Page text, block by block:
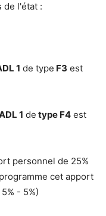
de l'état :
1 de type F3 est
1 de type F4 est
personnel de 25%
cet apport
- 5%)